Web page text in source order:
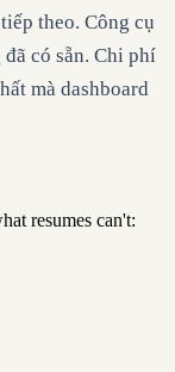
theo. Công cụ
có sẵn. Chi phí
mà dashboard
resumes can't: